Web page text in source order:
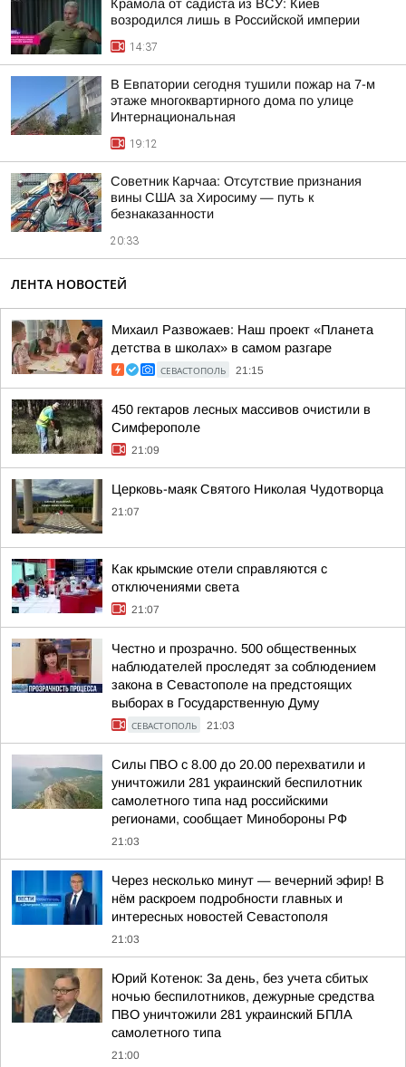
Крамола от садиста из ВСУ: Киев
возродился лишь в Российской империи
14:37
В Евпатории сегодня тушили пожар на 7-м
этаже многоквартирного дома по улице
Интернациональная
19:12
Советник Карчаа: Отсутствие признания
вины США за Хиросиму — путь к
безнаказанности
20:33
ЛЕНТА НОВОСТЕЙ
Михаил Развожаев: Наш проект «Планета
детства в школах» в самом разгаре
СЕВАСТОПОЛЬ 21:15
450 гектаров лесных массивов очистили в
Симферополе
21:09
Церковь-маяк Святого Николая Чудотворца
21:07
Как крымские отели справляются с
отключениями света
21:07
Честно и прозрачно. 500 общественных
наблюдателей проследят за соблюдением
закона в Севастополе на предстоящих
выборах в Государственную Думу
СЕВАСТОПОЛЬ 21:03
Силы ПВО с 8.00 до 20.00 перехватили и
уничтожили 281 украинский беспилотник
самолетного типа над российскими
регионами, сообщает Минобороны РФ
21:03
Через несколько минут — вечерний эфир! В
нём раскроем подробности главных и
интересных новостей Севастополя
21:03
Юрий Котенок: За день, без учета сбитых
ночью беспилотников, дежурные средства
ПВО уничтожили 281 украинский БПЛА
самолетного типа
21:00